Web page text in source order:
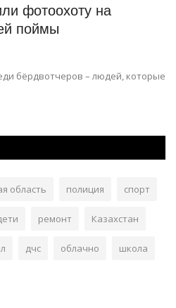
фотоохоту на
поймы
бёрдвотчеров – людей, которые
область полиция спорт
ремонт Казахстан
дчс облачно школа